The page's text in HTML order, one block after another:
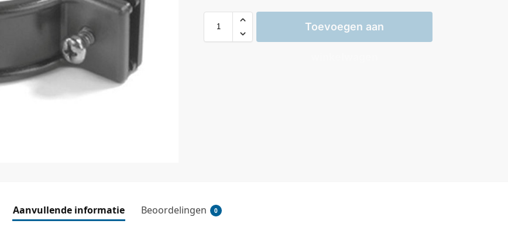
Toevoegen aan
Aanvullende informatie Beoordelingen 0